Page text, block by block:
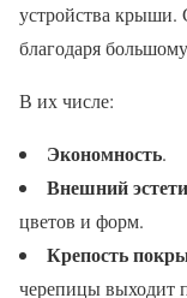
устройства крыши.
благодаря
В их числе:
Экономность.
Внешний
цветов и форм.
Крепость
черепицы выходит